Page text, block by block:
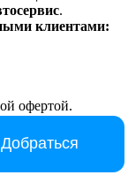
.
клиентами:
офертой.
Добраться